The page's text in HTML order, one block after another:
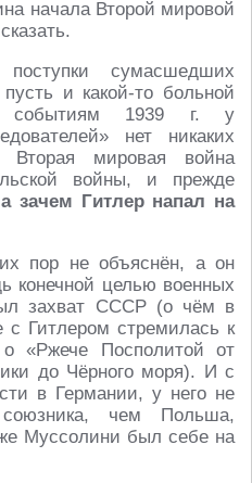
начала Второй мировой
сумасшедших
и какой-то больной
событиям 1939 г. у
нет никаких
мировая война
войны, и прежде
а зачем Гитлер напал на
пор не объяснён, а он
конечной целью военных
захват СССР (о чём в
Гитлером стремилась к
«Ржече Посполитой от
до Чёрного моря). И с
в Германии, у него не
чем Польша,
Муссолини был себе на